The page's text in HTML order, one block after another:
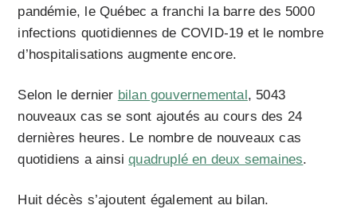
pandémie, le Québec a franchi la barre des 5000
infections quotidiennes de COVID-19 et le nombre
d’hospitalisations augmente encore.
Selon le dernier bilan gouvernemental, 5043
nouveaux cas se sont ajoutés au cours des 24
dernières heures. Le nombre de nouveaux cas
quotidiens a ainsiquadruplé en deux semaines.
Huit décès s’ajoutent également au bilan.